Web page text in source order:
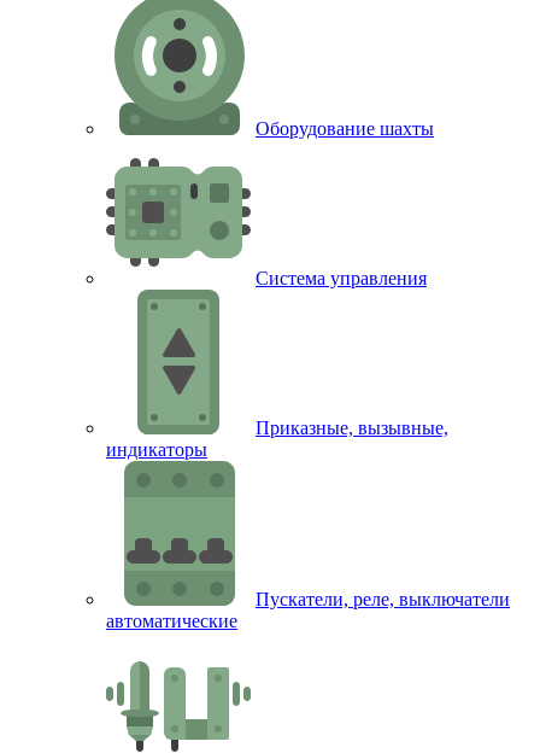
Оборудование шахты
Система управления
Приказные, вызывные,
индикаторы
Пускатели, реле, выключатели
автоматические